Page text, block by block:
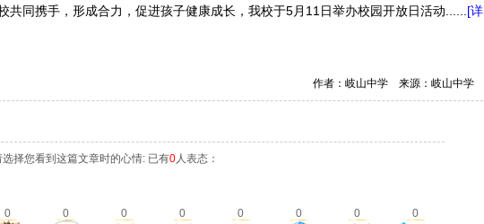
共同携手，形成合力，促进孩子健康成长，我校于5月11日举办校园开放日活动...... [详
作者：岐山中学 来源：岐山中学
选择您看到这篇文章时的心情: 已有0人表态：
0 0 0 0 0 0 0 0